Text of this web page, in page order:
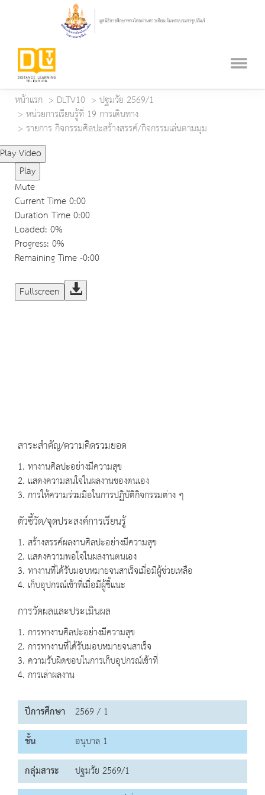
หน้าแรก DLTV10
ปฐมวัย 2569/1
หน่วยการเรียนรู้ที่ 19 การเดินทาง
รายการ กิจกรรมศิลปะสร้างสรรค์/กิจกรรมเล่นตามมุม
Play Video
Play
Mute
Current Time0:00
Duration Time0:00
Loaded: 0%
Progress: 0%
Remaining Time-0:00
Fullscreen
สาระสำคัญ/ความคิดรวมยอด
1. ทางานศิลปะอย่างมีความสุข
2. แสดงความสนใจในผลงานของตนเอง
3. การให้ความร่วมมือในการปฏิบัติกิจกรรมต่าง ๆ
ตัวชี้วัด/จุดประสงค์การเรียนรู้
1. สร้างสรรค์ผลงานศิลปะอย่างมีความสุข
2. แสดงความพอใจในผลงานตนเอง
3. ทางานที่ได้รับมอบหมายจนสาเร็จเมื่อมีผู้ช่วยเหลือ
4. เก็บอุปกรณ์เข้าที่เมื่อมีผู้ชี้แนะ
การวัดผลและประเมินผล
1. การทางานศิลปะอย่างมีความสุข
2. การทางานที่ได้รับมอบหมายจนสาเร็จ
3. ความรับผิดชอบในการเก็บอุปกรณ์เข้าที่
4. การเล่าผลงาน
ปีการศึกษา 2569 / 1
ชั้น
อนุบาล 1
กลุ่มสาระ
ปฐมวัย 2569/1